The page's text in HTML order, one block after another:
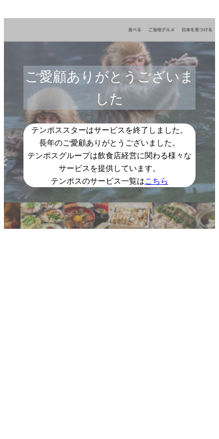
ご愛顧ありがとうございま
した
テンポススターはサービスを終了しました。
長年のご愛顧ありがとうございました。
テンポスグループは飲食店経営に関わる様々な
サービスを提供しています。
テンポスのサービス一覧はこちら